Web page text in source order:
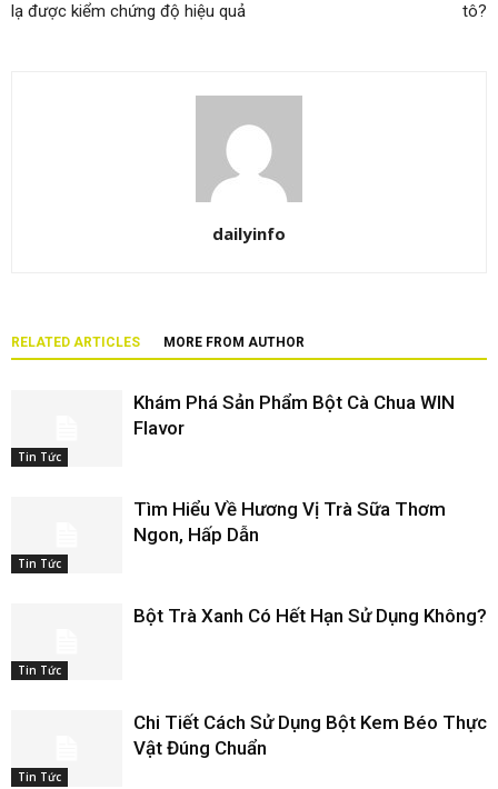
lạ được kiểm chứng độ hiệu quả
tô?
dailyinfo
RELATED ARTICLES MORE FROM AUTHOR
Tin Tức
Khám Phá Sản Phẩm Bột Cà Chua WIN
Flavor
Tin Tức
Tìm Hiểu Về Hương Vị Trà Sữa Thơm
Ngon, Hấp Dẫn
Tin Tức
Bột Trà Xanh Có Hết Hạn Sử Dụng Không?
Tin Tức
Chi Tiết Cách Sử Dụng Bột Kem Béo Thực
Vật Đúng Chuẩn